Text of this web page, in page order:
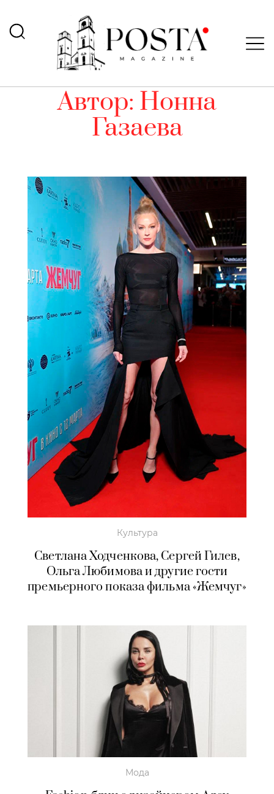
Автор: Нонна
Газаева
Культура
Светлана Ходченкова, Сергей Гилев,
Ольга Любимова и другие гости
премьерного показа фильма «Жемчуг»
Мода